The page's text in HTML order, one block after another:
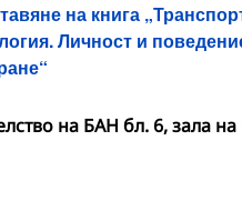
на книга
Личност и
на БАН бл. 6, зала